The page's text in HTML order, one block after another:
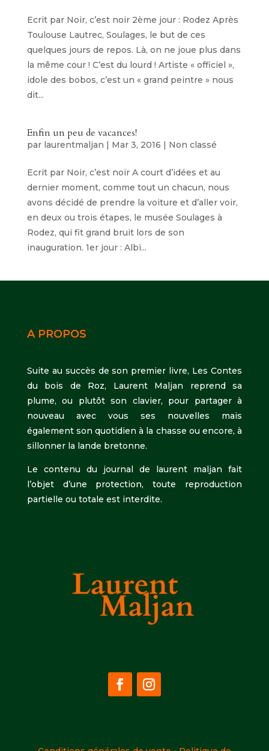
Ecrit par Noir, c’est noir 2ème jour : Rodez Après
Toulouse Lautrec, Soulages, le but de ces
quelques jours de repos. Là, on ne joue plus dans
la même cour ! C’est du lourd ! Artiste « officiel »,
idole des bobos, c’est un « grand peintre » nous
dit...
Enfin un peu de vacances!
par laurentmaljan | Mar 3, 2016 | Non classé
Ecrit par Noir, c’est noir A court d’idées et au
dernier moment, comme tout un chacun, nous
avons décidé de prendre la voiture et d’aller voir,
en deux ou trois étapes, le musée Soulages à
Rodez, qui fit grand bruit lors de son
inauguration. 1er jour : Albi...
A PROPOS
Suite au succès de son premier livre, Les Contes
du bois de Roz, Laurent Maljan reprend sa
plume, ou plutôt son clavier, pour partager à
nouveau avec vous ses nouvelles mais
également son quotidien à la chasse ou encore, à
sillonner la lande bretonne.
Le contenu du journal de laurent maljan fait
l’objet d’une protection, toute reproduction
partielle ou totale est interdite.